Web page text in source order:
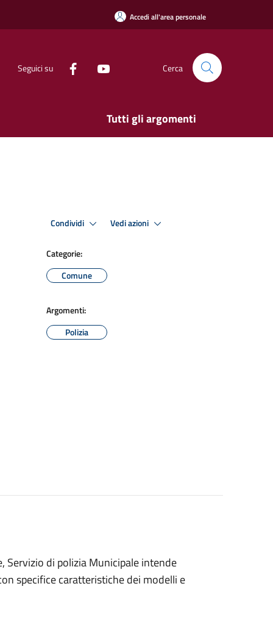
Accedi all'area personale
Seguici su Cerca
Tutti gli argomenti
Condividi Vedi azioni
Categorie:
Comune
Argomenti:
Polizia
Servizio di polizia Municipale intende
specifice caratteristiche dei modelli e